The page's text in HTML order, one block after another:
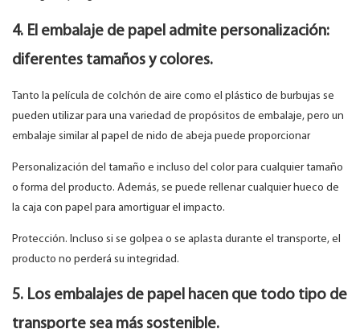
4. El embalaje de papel admite personalización:
diferentes tamaños y colores.
Tanto la película de colchón de aire como el plástico de burbujas se
pueden utilizar para una variedad de propósitos de embalaje, pero un
embalaje similar al papel de nido de abeja puede proporcionar
Personalización del tamaño e incluso del color para cualquier tamaño
o forma del producto. Además, se puede rellenar cualquier hueco de
la caja con papel para amortiguar el impacto.
Protección. Incluso si se golpea o se aplasta durante el transporte, el
producto no perderá su integridad.
5. Los embalajes de papel hacen que todo tipo de
transporte sea más sostenible.